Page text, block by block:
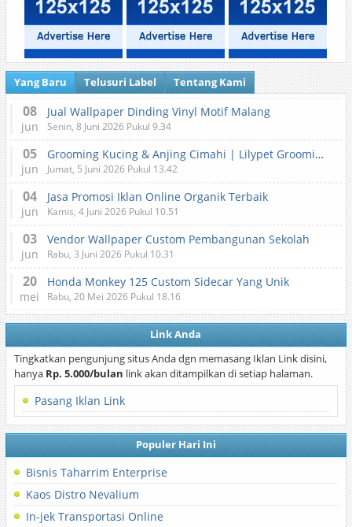
Yang Baru Telusuri Label Tentang Kami
08
jun
Jual Wallpaper Dinding Vinyl Motif Malang
Senin, 8 Juni 2026 Pukul 9.34
05
jun
Grooming Kucing & Anjing Cimahi | Lilypet Grooming & Pet Hotel
Jumat, 5 Juni 2026 Pukul 13.42
04
jun
Jasa Promosi Iklan Online Organik Terbaik
Kamis, 4 Juni 2026 Pukul 10.51
03
jun
Vendor Wallpaper Custom Pembangunan Sekolah
Rabu, 3 Juni 2026 Pukul 10.31
20
mei
Honda Monkey 125 Custom Sidecar Yang Unik
Rabu, 20 Mei 2026 Pukul 18.16
Link Anda
Tingkatkan pengunjung situs Anda dgn memasang Iklan Link disini,
hanya Rp. 5.000/bulan link akan ditampilkan di setiap halaman.
Pasang Iklan Link
Populer Hari Ini
Bisnis Taharrim Enterprise
Kaos Distro Nevalium
In-jek Transportasi Online